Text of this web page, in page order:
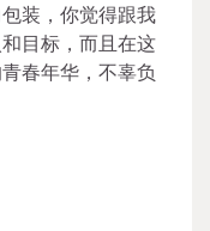
装，你觉得跟我
目标，而且在这
春年华，不辜负